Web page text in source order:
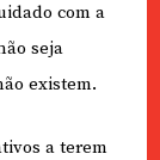
com a
seja
existem.
a terem